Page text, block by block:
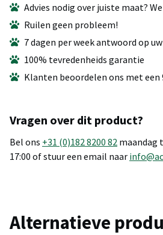
Advies nodig over juiste maat?
Ruilen geen probleem!
7 dagen per week antwoord op
100% tevredenheids garantie
Klanten beoordelen ons met een
Vragen over dit product?
Bel ons +31 (0)182 8200 82 maandag
17:00 of stuur een email naar
Alternatieve